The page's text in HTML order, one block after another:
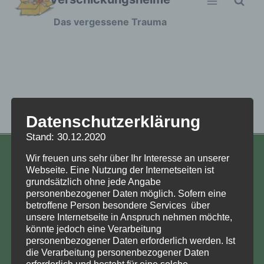
Zum
Das vergessene Trauma
KONTAKT
Aufarbeitung und Erforschung
Kinderverschickung e.V.
Anja Röhl
Kiehlufer 43
12059 Berlin
Datenschutzerklärung
Stand: 30.12.2020
Wir freuen uns sehr über Ihr Interesse an unserer
Webseite. Eine Nutzung der Internetseiten ist
grundsätzlich ohne jede Angabe
personenbezogener Daten möglich. Sofern eine
betroffene Person besondere Services über
unsere Internetseite in Anspruch nehmen möchte,
könnte jedoch eine Verarbeitung
personenbezogener Daten erforderlich werden. Ist
die Verarbeitung personenbezogener Daten